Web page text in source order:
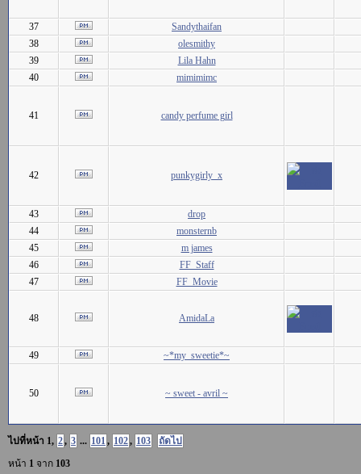
37
Sandythaifan
38
olesmithy
39
Lila Hahn
40
mimimimc
41 candy perfume girl
42 punkygirly_x
43
drop
44
monsternb
45
m james
46
FF_Staff
47
FF_Movie
48 AmidaLa
49 ~*my_sweetie*~
50 ~ sweet - avril ~
ไปที่หน้า 1, 2, 3 ... 101, 102, 103
ถัดไป
หน้า 1 จาก 103